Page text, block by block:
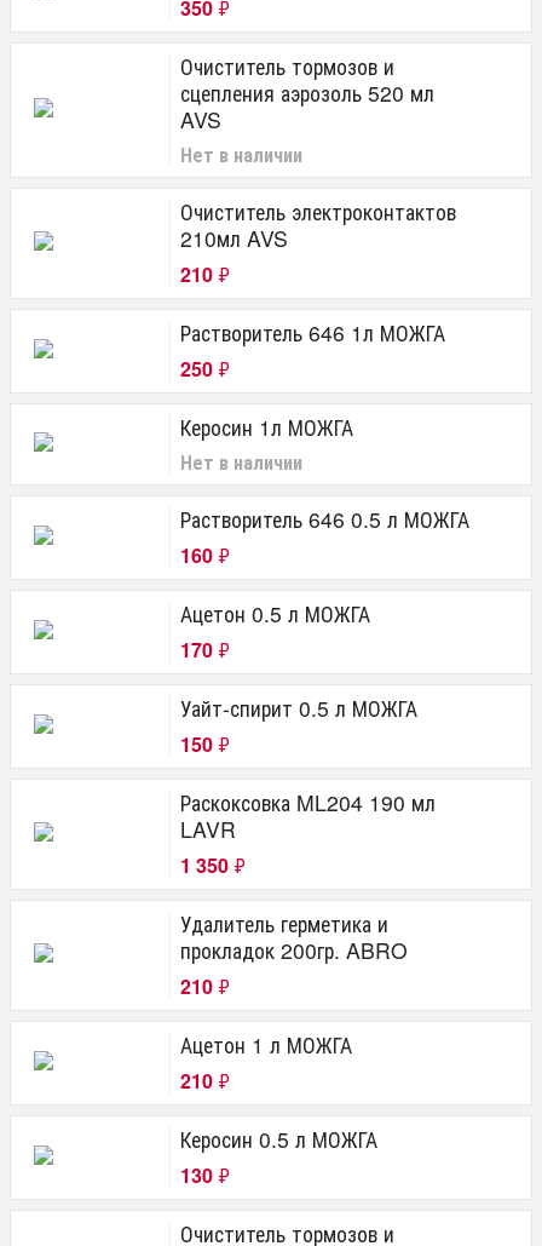
350 ₽
Очиститель тормозов и
сцепления аэрозоль 520 мл
AVS
Нет в наличии
Очиститель электроконтактов
210мл AVS
210 ₽
Растворитель 646 1л МОЖГА
250 ₽
Керосин 1л МОЖГА
Нет в наличии
Растворитель 646 0.5 л МОЖГА
160 ₽
Ацетон 0.5 л МОЖГА
170 ₽
Уайт-спирит 0.5 л МОЖГА
150 ₽
Раскоксовка ML204 190 мл
LAVR
1 350 ₽
Удалитель герметика и
прокладок 200гр. ABRO
210 ₽
Ацетон 1 л МОЖГА
210 ₽
Керосин 0.5 л МОЖГА
130 ₽
Очиститель тормозов и